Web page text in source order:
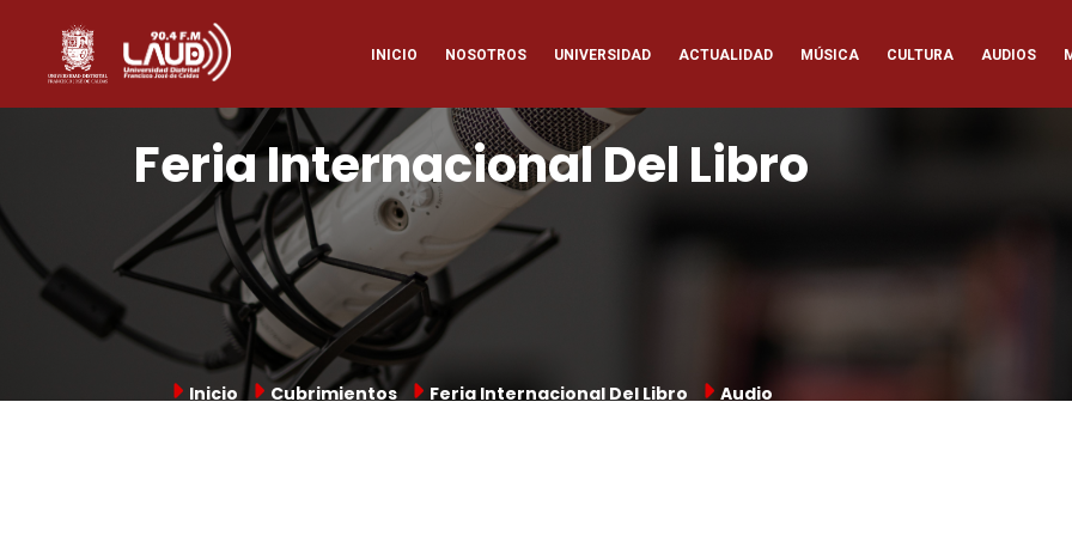
contenido
principal
Navegación
principal
INICIO NOSOTROS UNIVERSIDAD ACTUALIDAD MÚSICA CULTURA AUDIOS
Feria Internacional Del Libro
Inicio Cubrimientos Feria Internacional Del Libro Audio